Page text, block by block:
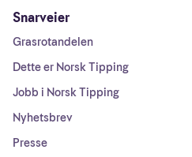
Snarveier
Grasrotandelen
Dette er Norsk Tipping
Jobb i Norsk Tipping
Nyhetsbrev
Presse